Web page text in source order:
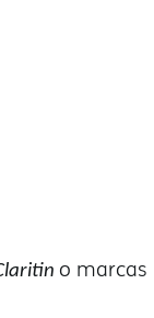
o marcas